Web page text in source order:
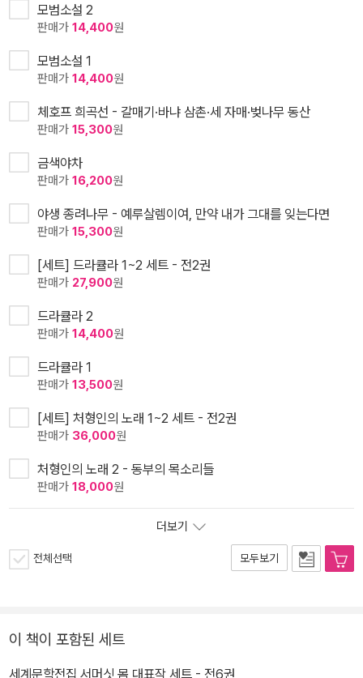
모범소설 2
판매가 14,400원
모범소설 1
판매가 14,400원
체호프 희곡선 - 갈매기·바냐 삼촌·세 자매·벚나무 동산
판매가 15,300원
금색야차
판매가 16,200원
야생 종려나무 - 예루살렘이여, 만약 내가 그대를 잊는다면
판매가 15,300원
[세트] 드라큘라 1~2 세트 - 전2권
판매가 27,900원
드라큘라 2
판매가 14,400원
드라큘라 1
판매가 13,500원
[세트] 처형인의 노래 1~2 세트 - 전2권
판매가 36,000원
처형인의 노래 2 - 동부의 목소리들
판매가 18,000원
더보기
전체선택 모두보기
이 책이 포함된 세트
세계문학전집 서머싯 몸 대표작 세트 - 전6권